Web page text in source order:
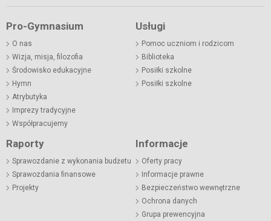
Pro-Gymnasium
O nas
Wizja, misja, filozofia
Środowisko edukacyjne
Hymn
Atrybutyka
Imprezy tradycyjne
Współpracujemy
Usługi
Pomoc uczniom i rodzicom
Biblioteka
Posiłki szkolne
Posiłki szkolne
Raporty
Sprawozdanie z wykonania budżetu
Sprawozdania finansowe
Projekty
Informacje
Oferty pracy
Informacje prawne
Bezpieczeństwo wewnętrzne
Ochrona danych
Grupa prewencyjna